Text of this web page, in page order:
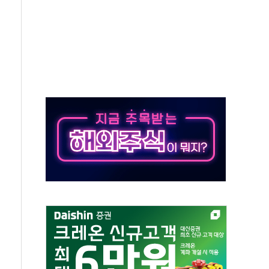
…상법·자본시장법 개정 논의"
실현 속 혼조세...웨스턴디지털·샌디스크↓
'사파리' 공격… 시민들 공포감 극대화 전략
주총 기대감에 홀로 상한가…마진 잔액은 사상 최고
지 위험수위…숨은 차입이 더 큰 변수"
응 1단계 진압 중